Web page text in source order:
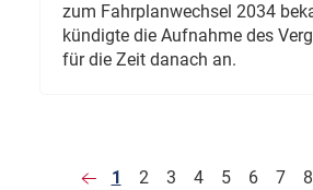
zum Fahrplanwechsel 2034
kündigte die Aufnahme des
für die Zeit danach an.
1 2 3 4 5 6 7 8